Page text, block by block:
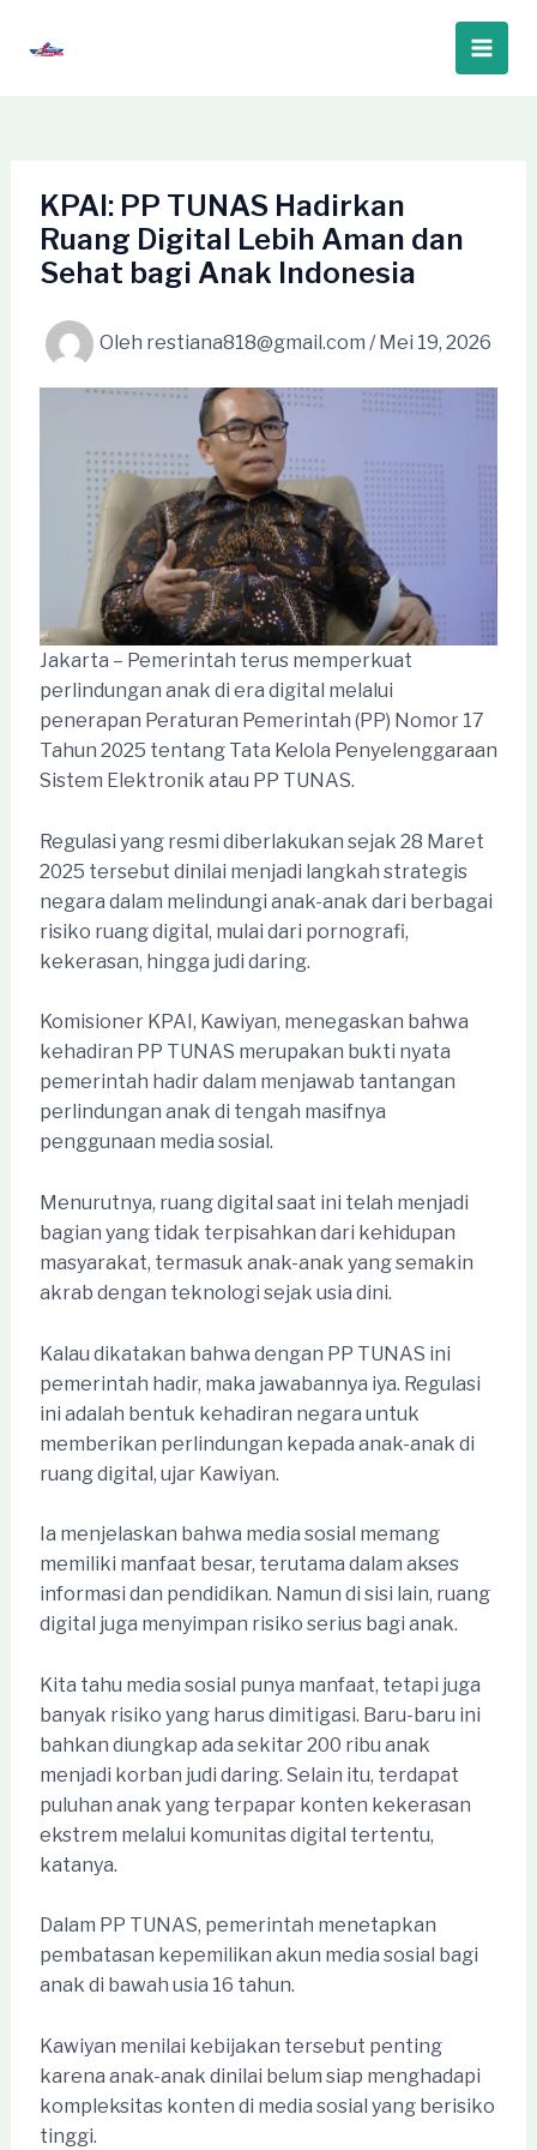
Main
KPAI: PP TUNAS Hadirkan
Ruang Digital Lebih Aman dan
Sehat bagi Anak Indonesia
Oleh restiana818@gmail.com / Mei 19, 2026
Jakarta – Pemerintah terus memperkuat
perlindungan anak di era digital melalui
penerapan Peraturan Pemerintah (PP) Nomor 17
Tahun 2025 tentang Tata Kelola Penyelenggaraan
Sistem Elektronik atau PP TUNAS.
Regulasi yang resmi diberlakukan sejak 28 Maret
2025 tersebut dinilai menjadi langkah strategis
negara dalam melindungi anak-anak dari berbagai
risiko ruang digital, mulai dari pornografi,
kekerasan, hingga judi daring.
Komisioner KPAI, Kawiyan, menegaskan bahwa
kehadiran PP TUNAS merupakan bukti nyata
pemerintah hadir dalam menjawab tantangan
perlindungan anak di tengah masifnya
penggunaan media sosial.
Menurutnya, ruang digital saat ini telah menjadi
bagian yang tidak terpisahkan dari kehidupan
masyarakat, termasuk anak-anak yang semakin
akrab dengan teknologi sejak usia dini.
Kalau dikatakan bahwa dengan PP TUNAS ini
pemerintah hadir, maka jawabannya iya. Regulasi
ini adalah bentuk kehadiran negara untuk
memberikan perlindungan kepada anak-anak di
ruang digital, ujar Kawiyan.
Ia menjelaskan bahwa media sosial memang
memiliki manfaat besar, terutama dalam akses
informasi dan pendidikan. Namun di sisi lain, ruang
digital juga menyimpan risiko serius bagi anak.
Kita tahu media sosial punya manfaat, tetapi juga
banyak risiko yang harus dimitigasi. Baru-baru ini
bahkan diungkap ada sekitar 200 ribu anak
menjadi korban judi daring. Selain itu, terdapat
puluhan anak yang terpapar konten kekerasan
ekstrem melalui komunitas digital tertentu,
katanya.
Dalam PP TUNAS, pemerintah menetapkan
pembatasan kepemilikan akun media sosial bagi
anak di bawah usia 16 tahun.
Kawiyan menilai kebijakan tersebut penting
karena anak-anak dinilai belum siap menghadapi
kompleksitas konten di media sosial yang berisiko
tinggi.